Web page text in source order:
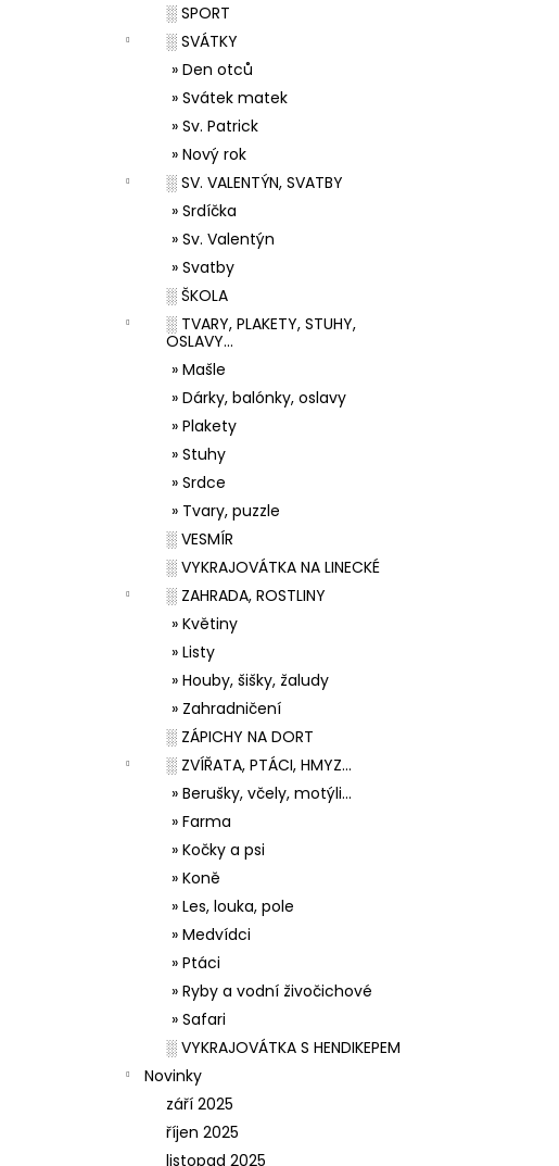
░ SPORT
░ SVÁTKY
» Den otců
» Svátek matek
» Sv. Patrick
» Nový rok
░ SV. VALENTÝN, SVATBY
» Srdíčka
» Sv. Valentýn
» Svatby
░ ŠKOLA
░ TVARY, PLAKETY, STUHY,
OSLAVY...
» Mašle
» Dárky, balónky, oslavy
» Plakety
» Stuhy
» Srdce
» Tvary, puzzle
░ VESMÍR
░ VYKRAJOVÁTKA NA LINECKÉ
░ ZAHRADA, ROSTLINY
» Květiny
» Listy
» Houby, šišky, žaludy
» Zahradničení
░ ZÁPICHY NA DORT
░ ZVÍŘATA, PTÁCI, HMYZ...
» Berušky, včely, motýli...
» Farma
» Kočky a psi
» Koně
» Les, louka, pole
» Medvídci
» Ptáci
» Ryby a vodní živočichové
» Safari
░ VYKRAJOVÁTKA S HENDIKEPEM
Novinky
září 2025
říjen 2025
listopad 2025